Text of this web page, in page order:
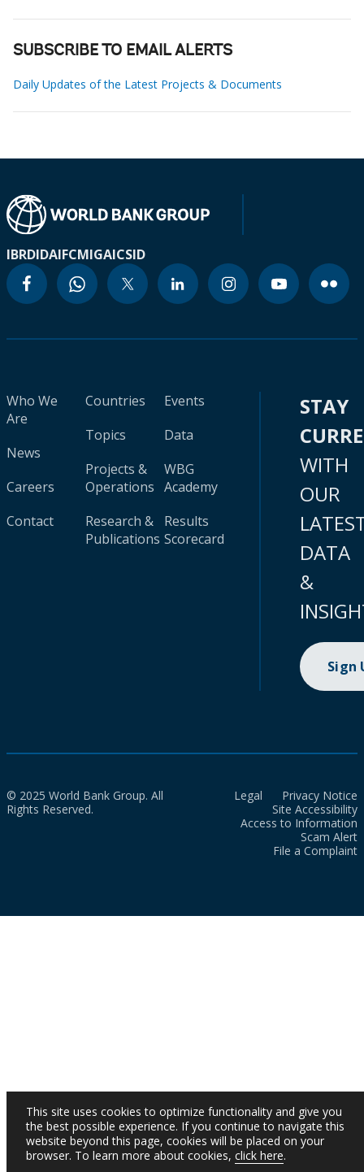
SUBSCRIBE TO EMAIL ALERTS
Daily Updates of the Latest Projects & Documents
IBRDIDAIFCMIGAICSID
Who We
Are
News
Careers
Contact
Countries
Topics
Projects &
Operations
Research &
Publications
Events
Data
WBG
Academy
Results
Scorecard
STAY
WITH
OUR
DATA
&
Sign
© 2025 World Bank Group. All
Rights Reserved.
Legal
Privacy Notice
Site Accessibility
Access to Information
Scam Alert
File a Complaint
This site uses cookies to optimize functionality and give you
the best possible experience. If you continue to navigate this
website beyond this page, cookies will be placed on your
browser. To learn more about cookies, click here.